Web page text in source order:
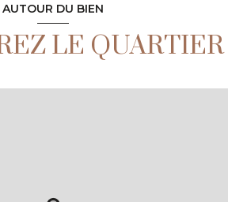
AUTOUR DU BIEN
LE QUARTIER